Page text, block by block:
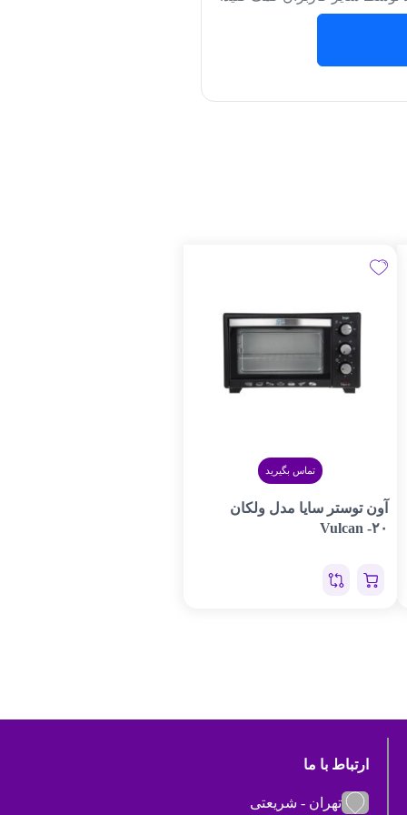
تماس بگیرید
آون توستر سایا مدل ولکان
Vulcan -۲۰
ارتباط با ما
تهران - شریعتی